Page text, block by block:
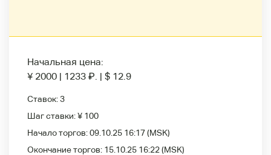
Начальная цена:
¥ 2000 | 1233 ₽. | $ 12.9
Ставок:3
Шаг ставки:¥ 100
Начало торгов:09.10.25 16:17(MSK)
Окончание торгов: 15.10.25 16:22(MSK)